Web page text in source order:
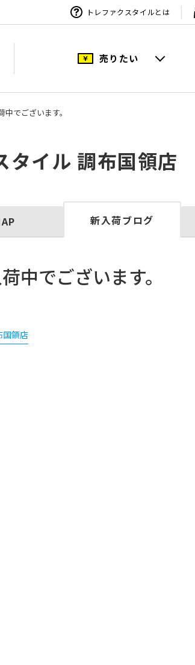
トレファクスタイルとは
売りたい
中でございます。
タイル 調布国領店
新入荷ブログ
中でございます。
国領店